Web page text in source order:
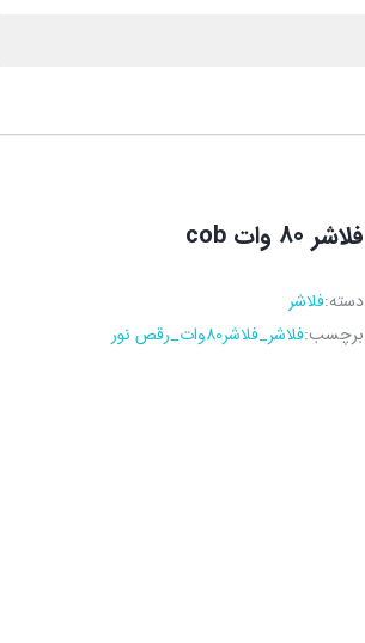
فلاشر 80 وات cob
دسته:فلاشر
برچسب:فلاشر_فلاشر80وات_رقص نور